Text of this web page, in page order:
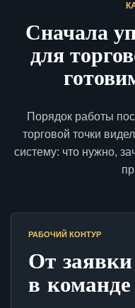
Сначала
для
Порядок работы
торговой точки
систему: что нужно,
РАБОЧИЙ КОНТУР
От
в команде